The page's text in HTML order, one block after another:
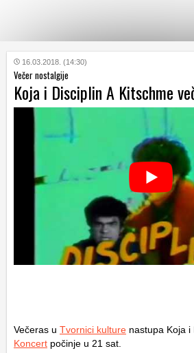
KATEGORIJE
HRVATSKI
WEB
16.03.2018. (14:30)
Večer nostalgije
Koja i Disciplin A Kitschme
Večeras u Tvornici kulture nastupa Koja i
Koncert počinje u 21 sat.